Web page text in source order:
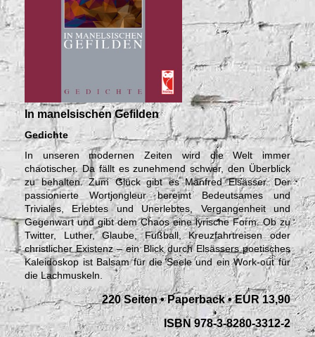
In manelsischen Gefilden
Gedichte
In unseren modernen Zeiten wird die Welt immer
chaotischer. Da fällt es zunehmend schwer, den Überblick
zu behalten. Zum Glück gibt es Manfred Elsässer. Der
passionierte Wortjongleur bereimt Bedeutsames und
Triviales, Erlebtes und Unerlebtes, Vergangenheit und
Gegenwart und gibt dem Chaos eine lyrische Form. Ob zu
Twitter, Luther, Glaube, Fußball, Kreuzfahrtreisen oder
christlicher Existenz – ein Blick durch Elsässers poetisches
Kaleidoskop ist Balsam für die Seele und ein Work-out für
die Lachmuskeln.
220 Seiten • Paperback • EUR 13,90
ISBN 978-3-8280-3312-2